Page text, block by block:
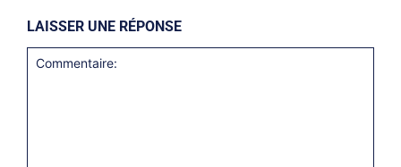
LAISSER UNE RÉPONSE